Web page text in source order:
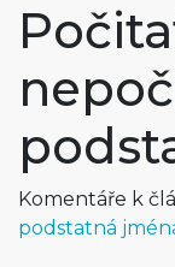
Komentáře k
podstatná